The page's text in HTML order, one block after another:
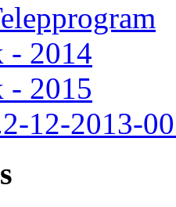
- 2014
- 2015
12-2013-